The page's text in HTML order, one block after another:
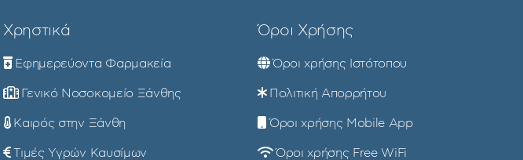
Χρηστικά
Εφημερεύοντα Φαρμακεία
Γενικό Νοσοκομείο Ξάνθης
Καιρός στην Ξάνθη
Τιμές Υγρών Καυσίμων
Όροι Χρήσης
Όροι χρήσης Ιστότοπου
Πολιτική Απορρήτου
Όροι χρήσης Mobile App
Όροι χρήσης Free WiFi